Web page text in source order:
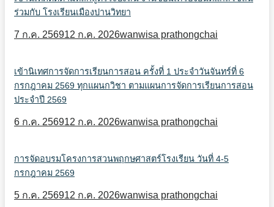
ร่วมกับ โรงเรียนเมืองปานวิทยา
7 ก.ค. 256912 ก.ค. 2026wanwisa prathongchai
เข้านิเทศการจัดการเรียนการสอน ครั้งที่ 1 ประจำวันจันทร์ที่ 6
กรกฎาคม 2569 ทุกแผนกวิชา ตามแผนการจัดการเรียนการสอน
ประจำปี 2569
6 ก.ค. 256912 ก.ค. 2026wanwisa prathongchai
การจัดอบรมโครงการสวนพฤกษศาสตร์โรงเรียน วันที่ 4-5
กรกฎาคม 2569
5 ก.ค. 256912 ก.ค. 2026wanwisa prathongchai